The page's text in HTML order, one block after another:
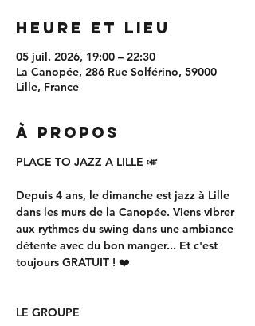
Heure et lieu
05 juil. 2026, 19:00 – 22:30
La Canopée, 286 Rue Solférino, 59000
Lille, France
À propos
PLACE TO JAZZ A LILLE 🎺
Depuis 4 ans, le dimanche est jazz à Lille
dans les murs de la Canopée. Viens vibrer
aux rythmes du swing dans une ambiance
détente avec du bon manger... Et c'est
toujours GRATUIT ! ❤️
LE GROUPE